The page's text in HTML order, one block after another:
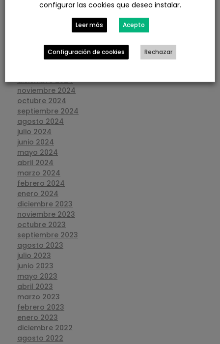
julio 2025
marzo 2025
febrero 2025
diciembre 2024
noviembre 2024
octubre 2024
septiembre 2024
agosto 2024
julio 2024
junio 2024
mayo 2024
abril 2024
marzo 2024
febrero 2024
enero 2024
diciembre 2023
noviembre 2023
octubre 2023
septiembre 2023
agosto 2023
julio 2023
junio 2023
mayo 2023
abril 2023
marzo 2023
febrero 2023
enero 2023
diciembre 2022
agosto 2022
configurar las cookies que desea instalar.
Leer más Acepto
Configuración de cookies Rechazar